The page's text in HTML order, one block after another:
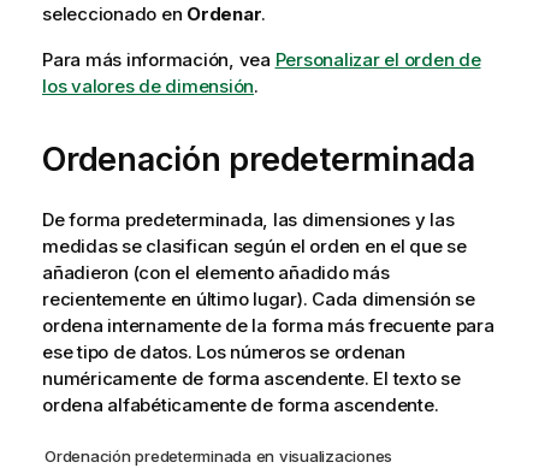
seleccionado en Ordenar.
Para más información, vea Personalizar el orden de
los valores de dimensión.
Ordenación predeterminada
De forma predeterminada, las dimensiones y las
medidas se clasifican según el orden en el que se
añadieron (con el elemento añadido más
recientemente en último lugar). Cada dimensión se
ordena internamente de la forma más frecuente para
ese tipo de datos. Los números se ordenan
numéricamente de forma ascendente. El texto se
ordena alfabéticamente de forma ascendente.
Ordenación predeterminada en visualizaciones